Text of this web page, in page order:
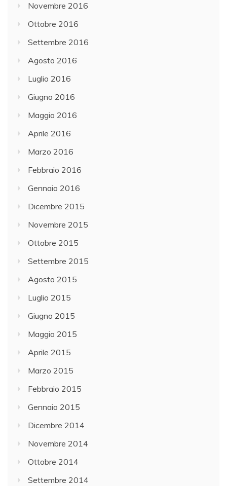
Novembre 2016
Ottobre 2016
Settembre 2016
Agosto 2016
Luglio 2016
Giugno 2016
Maggio 2016
Aprile 2016
Marzo 2016
Febbraio 2016
Gennaio 2016
Dicembre 2015
Novembre 2015
Ottobre 2015
Settembre 2015
Agosto 2015
Luglio 2015
Giugno 2015
Maggio 2015
Aprile 2015
Marzo 2015
Febbraio 2015
Gennaio 2015
Dicembre 2014
Novembre 2014
Ottobre 2014
Settembre 2014